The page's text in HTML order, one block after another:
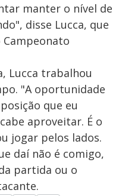
manter o nível de
disse Lucca, que
Lucca trabalhou
"A oportunidade
que eu
aproveitar. É o
jogar pelos lados.
daí não é comigo,
partida ou o